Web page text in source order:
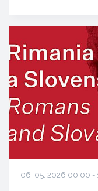
06. 05. 2026 00:00 -